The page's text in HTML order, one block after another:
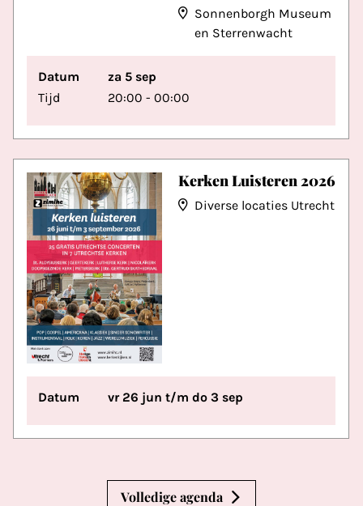
Sonnenborgh Museum
en Sterrenwacht
Datum
za 5 sep
Tijd
20:00 - 00:00
Kerken Luisteren 2026
Diverse locaties Utrecht
Datum vr 26 jun t/m do 3 sep
Volledige agenda